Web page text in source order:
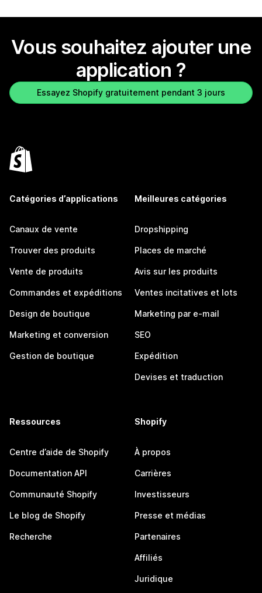
Vous souhaitez ajouter une
application ?
Essayez Shopify gratuitement pendant 3 jours
Catégories d’applications
Canaux de vente
Trouver des produits
Vente de produits
Commandes et expéditions
Design de boutique
Marketing et conversion
Gestion de boutique
Meilleures catégories
Dropshipping
Places de marché
Avis sur les produits
Ventes incitatives et lots
Marketing par e-mail
SEO
Expédition
Devises et traduction
Ressources
Centre d’aide de Shopify
Documentation API
Communauté Shopify
Le blog de Shopify
Recherche
Shopify
À propos
Carrières
Investisseurs
Presse et médias
Partenaires
Affiliés
Juridique